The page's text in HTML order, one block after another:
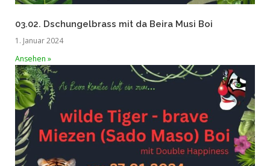
03.02. Dschungelbrass mit da Beira Musi Boi
1. Januar 2024
Ansehen »